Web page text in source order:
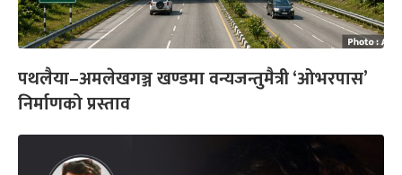
पथलैया–अमलेखगञ्ज खण्डमा वन्यजन्तुमैत्री ‘ओभरपास’
निर्माणको प्रस्ताव